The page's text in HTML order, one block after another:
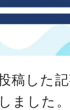
稿した
ました。